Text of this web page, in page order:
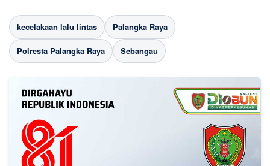
kecelakaan lalu lintas Palangka Raya
Polresta Palangka Raya Sebangau